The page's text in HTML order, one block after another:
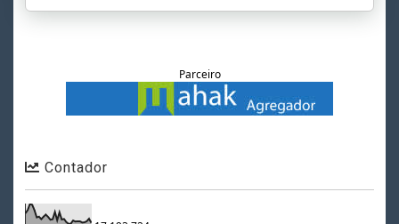
Parceiro
Contador